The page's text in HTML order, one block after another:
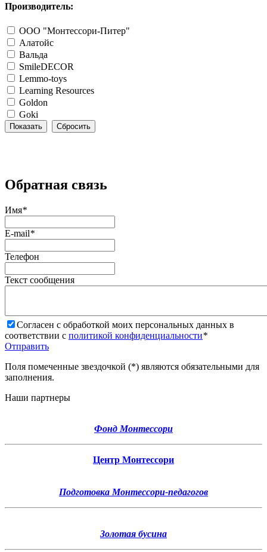
Производитель:
ООО "Монтессори-Питер"
Алатойс
Вальда
SmileDECOR
Lemmo-toys
Learning Resources
Goldon
Goki
Сбросить
Обратная связь
Имя*
E-mail*
Телефон
Текст cообщения
Согласен с обработкой моих персональных данных в
соответствии с политикой конфиденциальности*
Отправить
Поля помеченные звездочкой (*) являются обязательными для
заполнения.
Наши партнеры
Фонд Монтессори
Центр Монтессори
Подготовка Монтессори-педагогов
Золотая бусина